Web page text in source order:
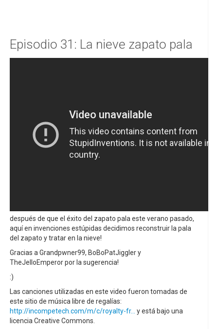
Episodio 31: La nieve zapato pala
después de que el éxito del zapato pala este verano pasado,
aquí en invenciones estúpidas decidimos reconstruir la pala
del zapato y tratar en la nieve!
Gracias a Grandpwner99, BoBoPatJiggler y
TheJelloEmperor por la sugerencia!
:)
Las canciones utilizadas en este video fueron tomadas de
este sitio de música libre de regalías:
http://incompetech.com/m/c/royalty-fr...
y está bajo una
licencia Creative Commons.